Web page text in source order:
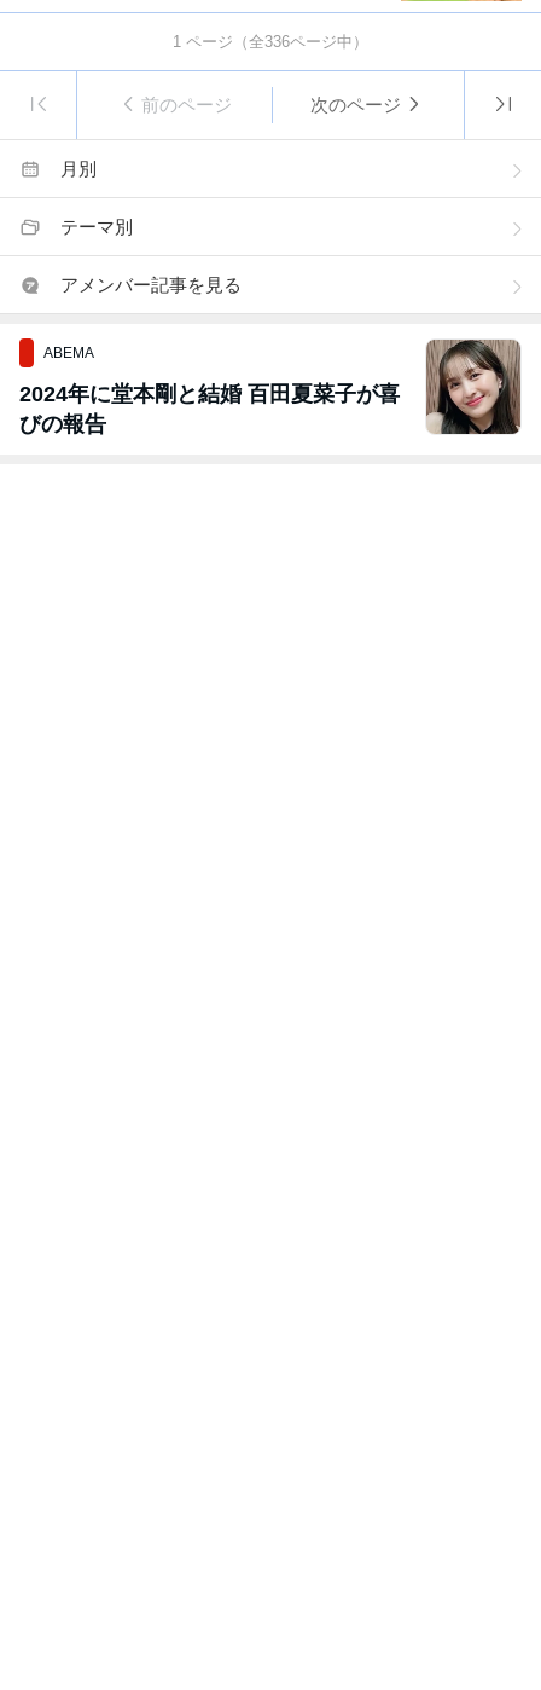
1 ページ（全336ページ中）
前のページ 次のページ
月別
テーマ別
アメンバー記事を見る
ABEMA
2024年に堂本剛と結婚 百田夏菜子が喜
びの報告